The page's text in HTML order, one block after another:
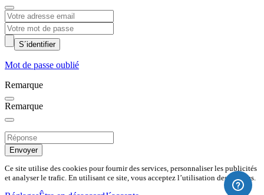
S´identifier
Mot de passe oublié
Remarque
Remarque
Envoyer
Ce site utilise des cookies pour fournir des services, personnaliser les publicités
et analyser le trafic. En utilisant ce site, vous acceptez l’utilisation des cookies.